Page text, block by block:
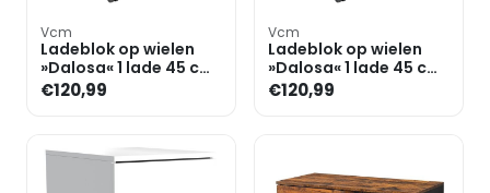
Vcm
Ladeblok op wielen
»Dalosa« 1 lade 45 cm
diep
€120,99
Vcm
Ladeblok op wielen
»Dalosa« 1 lade 45 cm
diep
€120,99